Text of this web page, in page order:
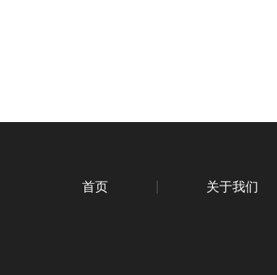
首页 关于我们